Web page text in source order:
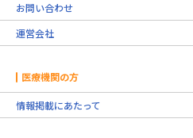
お問い合わせ
運営会社
医療機関の方
情報掲載にあたって